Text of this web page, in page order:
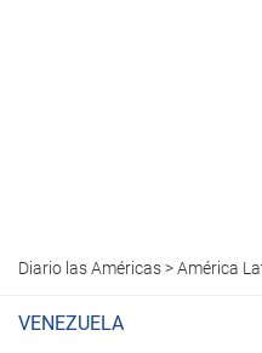
Diario las Américas>América
VENEZUELA